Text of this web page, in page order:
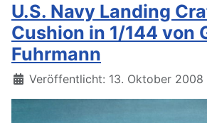
U.S. Navy Landing
Cushion in 1/144 von
Fuhrmann
Details
Veröffentlicht: 13. Oktober 2008